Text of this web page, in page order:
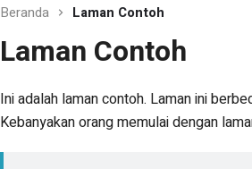
Beranda Laman Contoh
Laman Contoh
Ini adalah laman contoh. Laman ini
Kebanyakan orang memulai dengan